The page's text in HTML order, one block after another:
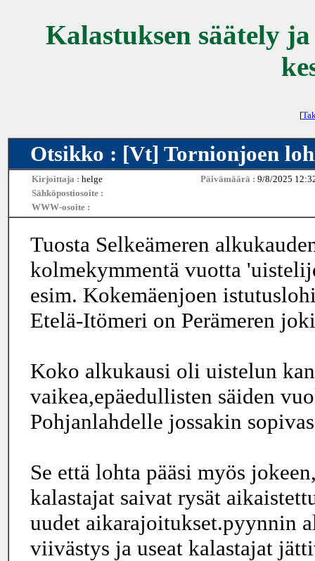
Kalastuksen säätely
[
Otsikko : [Vt] Tornionjoen
Kirjoittaja : helge Päivämäärä : 9/8/2025
Sähköpostiosoite :
WWW-osoite :
Tuosta Selkeämeren
kolmekymmentä vuotta
esim. Kokemäenjoen
Etelä-Itömeri on Perämeren
Koko alkukausi oli uistelun
vaikea,epäedullisten säiden
Pohjanlahdelle jossakin
Se että lohta pääsi myös
kalastajat saivat rysät
uudet aikarajoitukset.pyynnin
viivästys ja useat kalastajat